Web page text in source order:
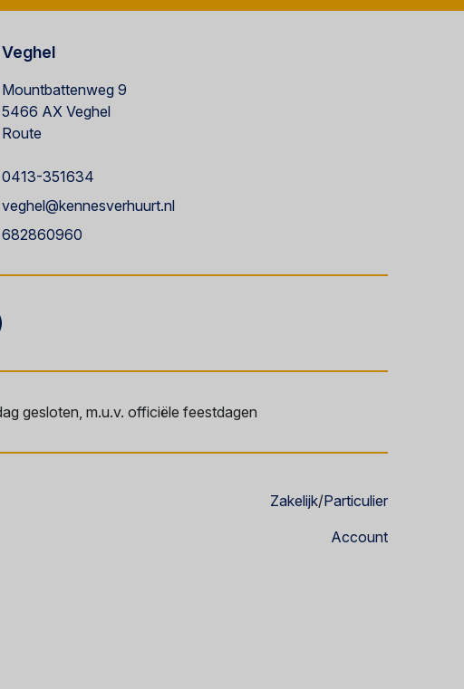
Veghel
Mountbattenweg 9
5466 AX Veghel
Route
0413-351634
veghel@kennesverhuurt.nl
682860960
gesloten, m.u.v. officiële feestdagen
Zakelijk/Particulier
Account